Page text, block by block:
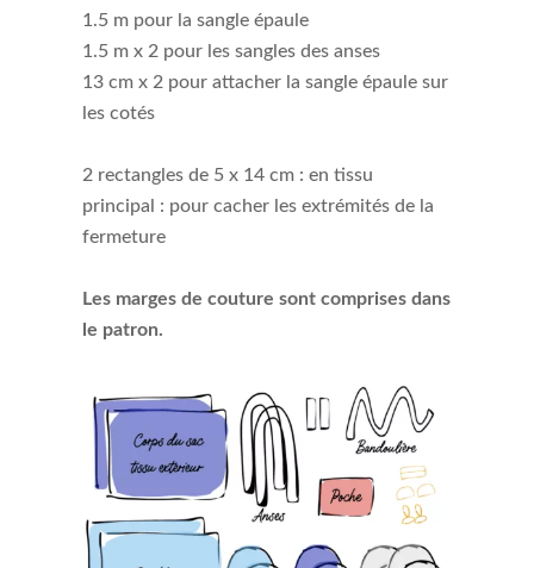
1.5 m pour la sangle épaule
1.5 m x 2 pour les sangles des anses
13 cm x 2 pour attacher la sangle épaule sur
les cotés
2 rectangles de 5 x 14 cm : en tissu
principal : pour cacher les extrémités de la
fermeture
Les marges de couture sont comprises dans
le patron.